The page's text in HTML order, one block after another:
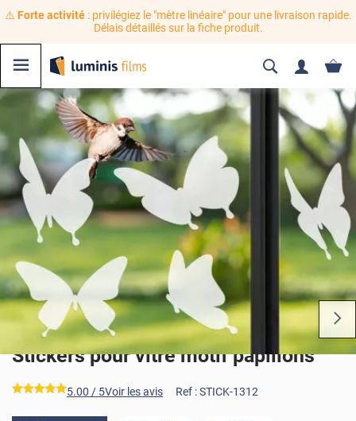
⚠️ Forte activité: privilégiez le "mètre linéaire" pour une livraison rapide.
Délais détaillés sur la fiche produit.
Stickers pour vitre motif papillons
*****
5.00 / 5Voir les avis Ref :STICK-1312